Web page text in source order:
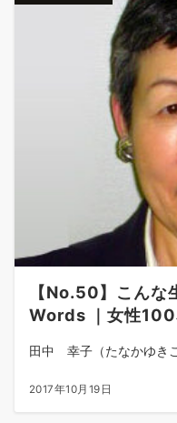
【No.50】こん
Words ｜女性100
田中 幸子（たなかゆき
2017年10月19日